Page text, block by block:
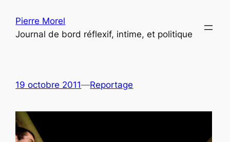
contenu
Pierre Morel
Journal de bord réflexif, intime, et politique
19 octobre 2011—Reportage